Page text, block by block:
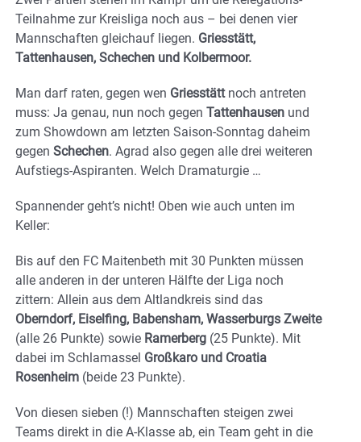
Teilnahme zur Kreisliga noch aus – bei denen vier
Mannschaften gleichauf liegen. Griesstätt,
Tattenhausen, Schechen und Kolbermoor.
Man darf raten, gegen wen Griesstättnoch antreten
muss: Ja genau, nun noch gegen Tattenhausen und
zum Showdown am letzten Saison-Sonntag daheim
gegen Schechen. Agrad also gegen alle drei weiteren
Aufstiegs-Aspiranten. Welch Dramaturgie …
Spannender geht’s nicht! Oben wie auch unten im
Keller:
Bis auf den FC Maitenbeth mit 30 Punkten müssen
alle anderen in der unteren Hälfte der Liga noch
zittern: Allein aus dem Altlandkreis sind das
Oberndorf, Eiselfing, Babensham, Wasserburgs Zweite
(alle 26 Punkte) sowie Ramerberg (25 Punkte). Mit
dabei im Schlamassel Großkaro und Croatia
Rosenheim (beide 23 Punkte).
Von diesen sieben (!) Mannschaften steigen zwei
Teams direkt in die A-Klasse ab, ein Team geht in die